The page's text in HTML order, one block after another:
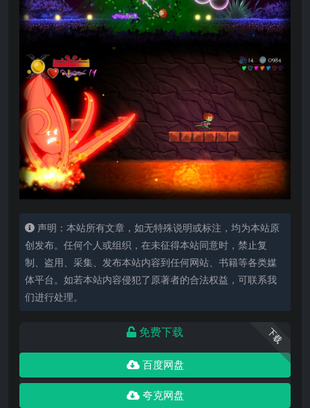
声明：本站所有文章，如无特殊说明或标注，均为本站原
创发布。任何个人或组织，在未征得本站同意时，禁止复
制、盗用、采集、发布本站内容到任何网站、书籍等各类媒
体平台。如若本站内容侵犯了原著者的合法权益，可联系我
们进行处理。
下载
免费下载
百度网盘
夸克网盘